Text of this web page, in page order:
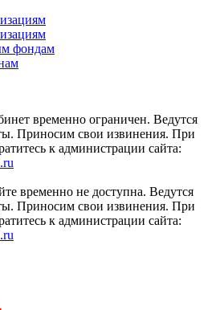
фондам
временно ограничен. Ведутся
Приносим свои извинения. При
к администрации сайта:
временно не доступна. Ведутся
Приносим свои извинения. При
к администрации сайта: